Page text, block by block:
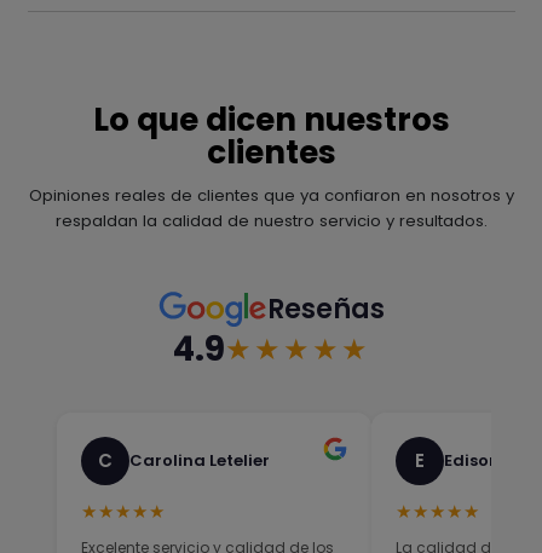
Lo que dicen nuestros
clientes
Opiniones reales de clientes que ya confiaron en nosotros y
respaldan la calidad de nuestro servicio y resultados.
Reseñas
4.9★★★★★
C Carolina Letelier
★★★★★
Excelente servicio y calidad de los
E Edison
★★★★★
La calidad del